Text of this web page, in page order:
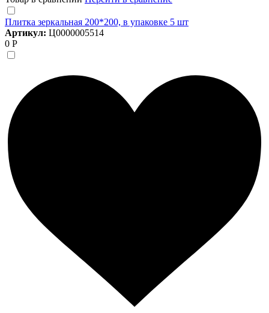
Плитка зеркальная 200*200, в упаковке 5 шт
Артикул: Ц0000005514
0 Р